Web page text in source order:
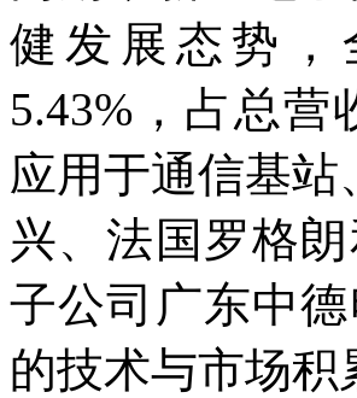
健发展态势，
5.43%，占总营
应用于通信基
兴、法国罗格
子公司广东中
的技术与市场